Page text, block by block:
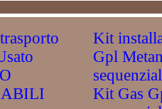
Kit
Gpl
Kit Gas